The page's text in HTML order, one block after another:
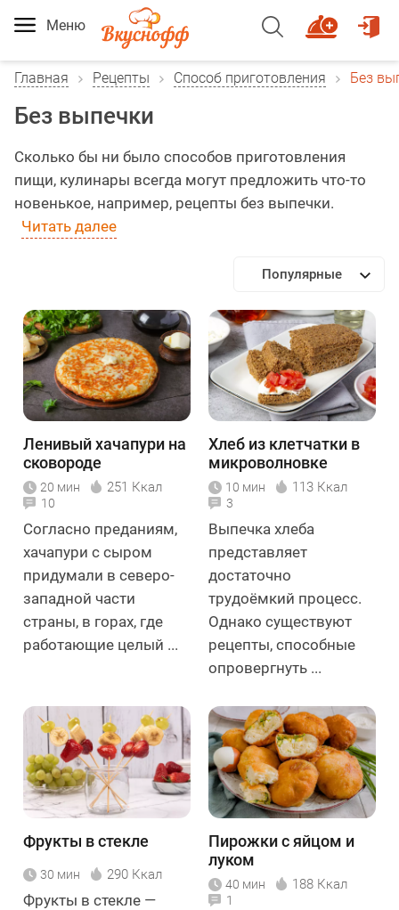
Меню
Главная Рецепты Способ приготовления Без
Без выпечки
Сколько бы ни было способов приготовления
пищи, кулинары всегда могут предложить что-то
новенькое, например, рецепты без выпечки.
Читать далее
Популярные
Ленивый хачапури на
сковороде
20 мин 251 Ккал
10
Согласно преданиям,
хачапури с сыром
придумали в северо-
западной части
страны, в горах, где
работающие целый ...
Хлеб из клетчатки в
микроволновке
10 мин 113 Ккал
3
Выпечка хлеба
представляет
достаточно
трудоёмкий процесс.
Однако существуют
рецепты, способные
опровергнуть ...
Фрукты в стекле
30 мин 290 Ккал
Фрукты в стекле —
Пирожки с яйцом и
луком
40 мин 188 Ккал
1